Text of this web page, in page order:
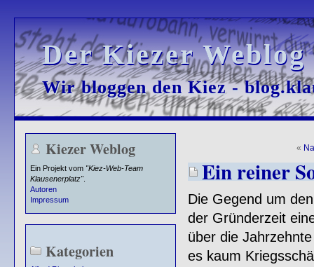
Der Kiezer
Der Kiezer
Wir bloggen den Kiez -
Wir bloggen den Kiez -
Kiezer Weblog
Ein Projekt vom "Kiez-Web-Team
Klausenerplatz".
Autoren
Impressum
Kategorien
«
Ein reiner
Die Gegend um
der Gründerzeit
über die
es kaum